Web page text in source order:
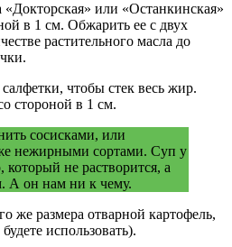
или «Останкинская»
в 1 см. Обжарить ее с двух
растительного масла до
чтобы стек весь жир.
стороной в 1 см.
сосисками, или
нежирными сортами. Суп у
не растворится, а
А он нам ни к чему.
же размера отварной картофель,
использовать).